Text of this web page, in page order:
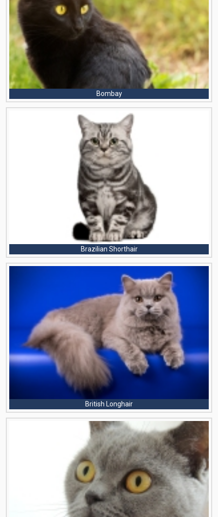
Bombay
Brazilian Shorthair
British Longhair